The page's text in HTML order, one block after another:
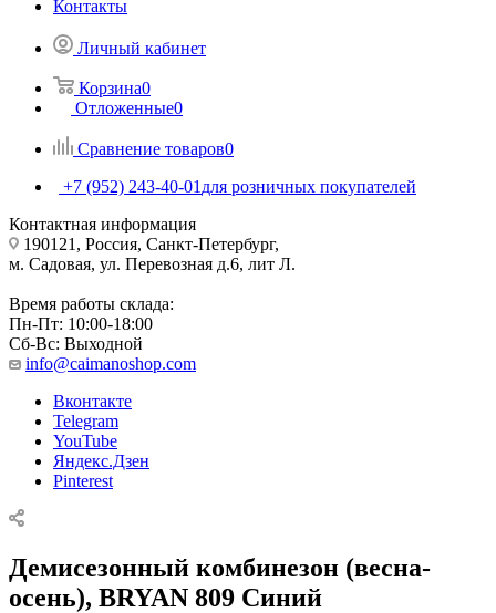
Контакты
Личный кабинет
Корзина0
Отложенные0
Сравнение товаров0
+7 (952) 243-40-01 для розничных покупателей
Контактная информация
190121, Россия, Санкт-Петербург,
м. Садовая, ул. Перевозная д.6, лит Л.
Время работы склада:
Пн-Пт: 10:00-18:00
Сб-Вс: Выходной
info@caimanoshop.com
Вконтакте
Telegram
YouTube
Яндекс.Дзен
Pinterest
Демисезонный комбинезон (весна-
осень), BRYAN 809 Синий